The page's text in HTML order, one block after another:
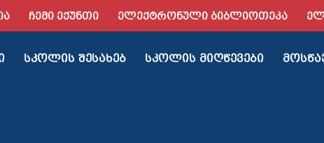
ᲩᲔᲛᲘ ᲔᲥᲣᲜᲗᲘ ᲔᲚᲔᲥᲢᲠᲝᲜᲣᲚᲘ ᲑᲘᲑᲚᲘᲝᲗᲔᲙᲐ
ᲡᲙᲝᲚᲘᲡ ᲨᲔᲡᲐᲮᲔᲑ ᲡᲙᲝᲚᲘᲡ ᲛᲘᲦᲬᲔᲕᲔᲑᲘ